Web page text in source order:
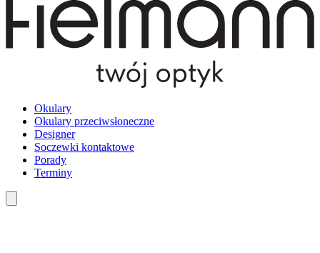
Okulary
Okulary przeciwsłoneczne
Designer
Soczewki kontaktowe
Porady
Terminy